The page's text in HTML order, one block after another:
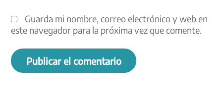
Guarda mi nombre, correo electrónico y web en
este navegador para la próxima vez que comente.